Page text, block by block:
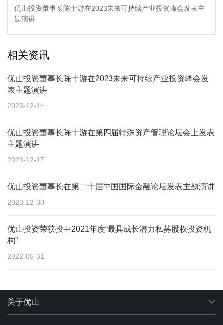
优山投资董事长陈十游在2023未来可持续产业投资峰会发表主
题演讲
相关资讯
优山投资董事长陈十游在2023未来可持续产业投资峰会发
表主题演讲
2023-12-14
优山投资董事长陈十游在第四届特殊资产管理论坛会上发表
主题演讲
2023-12-17
优山投资董事长在第二十届中国国际金融论坛发表主题演讲
2023-12-30
优山投资荣获投中2021年度“最具成长潜力私募股权投资机
构”
2022-05-31
关于优山